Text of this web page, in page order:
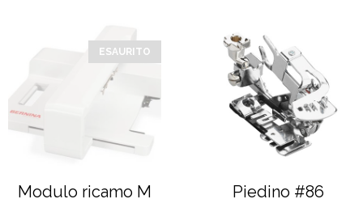
ESAURITO
Modulo ricamo M
Piedino #86
prodotto
varianti.